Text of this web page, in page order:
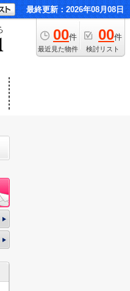
最終更新：2026年08月08日
00件
最近見た物件
00件
検討リスト